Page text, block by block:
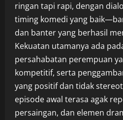
ringan tapi rapi, dengan
timing komedi yang
dan banter yang berhasil
Kekuatan utamanya ada
persahabatan perempuan
kompetitif, serta
yang positif dan tidak
episode awal terasa agak
persaingan, dan elemen